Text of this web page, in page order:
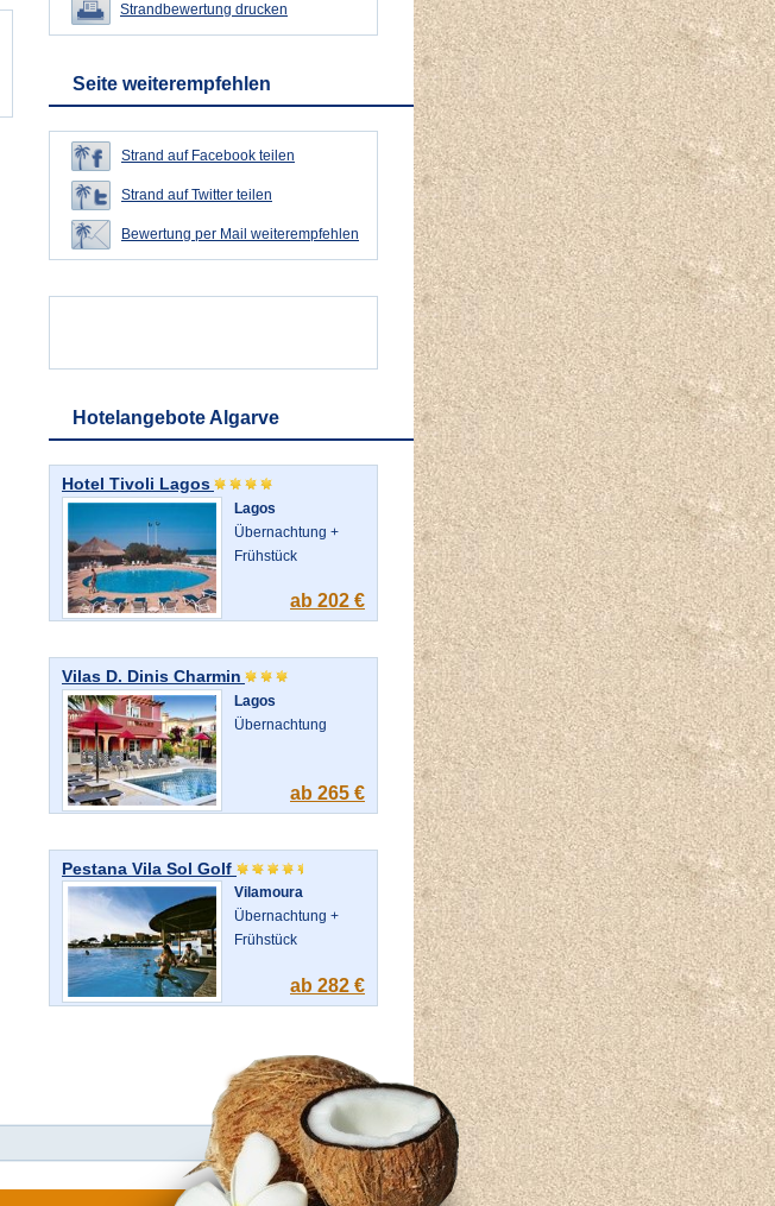
Strandbewertung drucken
Seite weiterempfehlen
Strand auf Facebook teilen
Strand auf Twitter teilen
Bewertung per Mail weiterempfehlen
Hotelangebote Algarve
Hotel Tivoli Lagos
Lagos
Übernachtung +
Frühstück
ab 202 €
Vilas D. Dinis Charmin
Lagos
Übernachtung
ab 265 €
Pestana Vila Sol Golf
Vilamoura
Übernachtung +
Frühstück
ab 282 €